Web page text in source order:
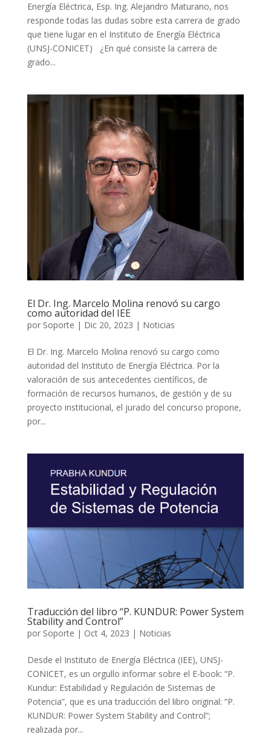
Energía Eléctrica, Esp. Ing. Alejandro Maturano, nos
responde todas las dudas sobre esta carrera de grado
que tiene lugar en el Instituto de Energía Eléctrica
(UNSJ-CONICET) ¿En qué consiste la carrera de
grado...
El Dr. Ing. Marcelo Molina renovó su cargo
como autoridad del IEE
por Soporte | Dic 20, 2023 | Noticias
El Dr. Ing. Marcelo Molina renovó su cargo como
autoridad del Instituto de Energía Eléctrica. Por la
valoración de sus antecedentes científicos, de
formación de recursos humanos, de gestión y de su
proyecto institucional, el jurado del concurso propone,
por...
Traducción del libro “P. KUNDUR: Power System
Stability and Control”
por Soporte | Oct 4, 2023 | Noticias
Desde el Instituto de Energía Eléctrica (IEE), UNSJ-
CONICET, es un orgullo informar sobre el E-book: “P.
Kundur: Estabilidad y Regulación de Sistemas de
Potencia”, que es una traducción del libro original: “P.
KUNDUR: Power System Stability and Control”;
realizada por...